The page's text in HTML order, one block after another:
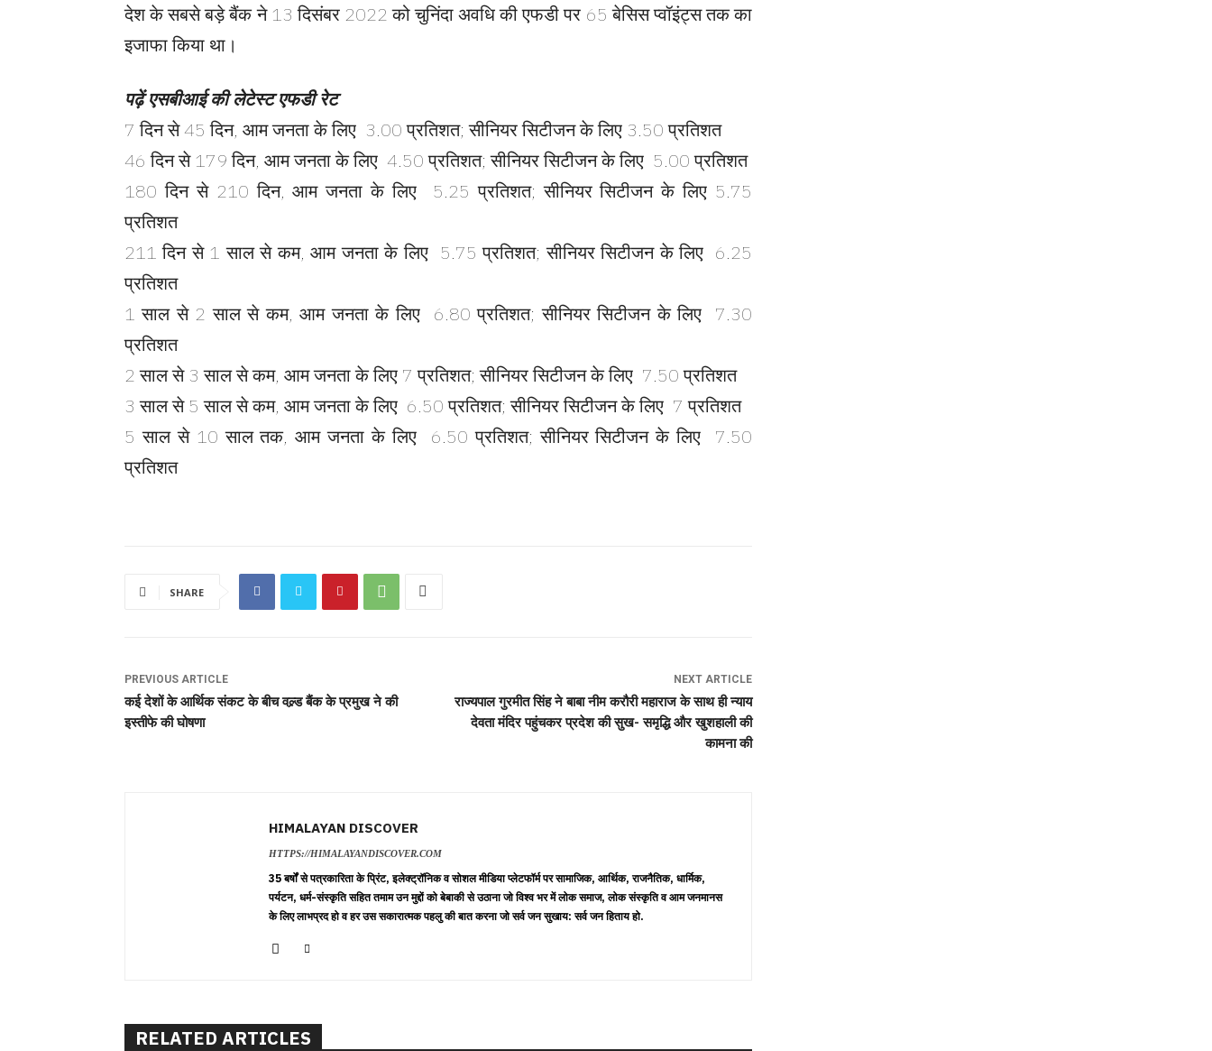
देश के सबसे बड़े बैंक ने 13 दिसंबर 2022 को चुनिंदा अवधि की एफडी पर 65 बेसिस प्वॉइंट्स तक का
इजाफा किया था।
पढ़ें एसबीआई की लेटेस्ट एफडी रेट
7 दिन से 45 दिन, आम जनता के लिए 3.00 प्रतिशत; सीनियर सिटीजन के लिए 3.50 प्रतिशत
46 दिन से 179 दिन, आम जनता के लिए 4.50 प्रतिशत; सीनियर सिटीजन के लिए 5.00 प्रतिशत
180 दिन से 210 दिन, आम जनता के लिए 5.25 प्रतिशत; सीनियर सिटीजन के लिए 5.75
प्रतिशत
211 दिन से 1 साल से कम, आम जनता के लिए 5.75 प्रतिशत; सीनियर सिटीजन के लिए 6.25
प्रतिशत
1 साल से 2 साल से कम, आम जनता के लिए 6.80 प्रतिशत; सीनियर सिटीजन के लिए 7.30
प्रतिशत
2 साल से 3 साल से कम, आम जनता के लिए 7 प्रतिशत; सीनियर सिटीजन के लिए 7.50 प्रतिशत
3 साल से 5 साल से कम, आम जनता के लिए 6.50 प्रतिशत; सीनियर सिटीजन के लिए 7 प्रतिशत
5 साल से 10 साल तक, आम जनता के लिए 6.50 प्रतिशत; सीनियर सिटीजन के लिए 7.50
प्रतिशत
SHARE
PREVIOUS ARTICLE
कई देशों के आर्थिक संकट के बीच वल्र्ड बैंक के प्रमुख ने की
इस्तीफे की घोषणा
NEXT ARTICLE
राज्यपाल गुरमीत सिंह ने बाबा नीम करौरी महाराज के साथ ही न्याय
देवता मंदिर पहुंचकर प्रदेश की सुख- समृद्धि और खुशहाली की
कामना की
HIMALAYAN DISCOVER
HTTPS://HIMALAYANDISCOVER.COM
35 बर्षों से पत्रकारिता के प्रिंट, इलेक्ट्रॉनिक व सोशल मीडिया प्लेटफॉर्म पर सामाजिक, आर्थिक, राजनैतिक, धार्मिक,
पर्यटन, धर्म-संस्कृति सहित तमाम उन मुद्दों को बेबाकी से उठाना जो विश्व भर में लोक समाज, लोक संस्कृति व आम जनमानस
के लिए लाभप्रद हो व हर उस सकारात्मक पहलु की बात करना जो सर्व जन सुखाय: सर्व जन हिताय हो.
RELATED ARTICLES